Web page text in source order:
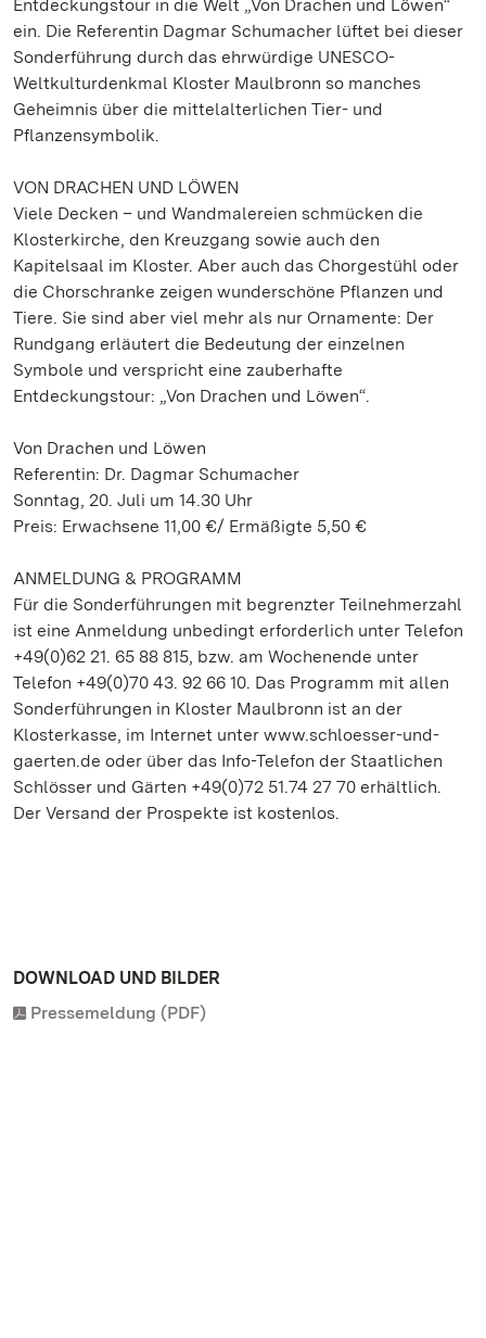
Entdeckungstour in die Welt „Von Drachen und Löwen“
ein. Die Referentin Dagmar Schumacher lüftet bei dieser
Sonderführung durch das ehrwürdige UNESCO-
Weltkulturdenkmal Kloster Maulbronn so manches
Geheimnis über die mittelalterlichen Tier- und
Pflanzensymbolik.
VON DRACHEN UND LÖWEN
Viele Decken – und Wandmalereien schmücken die
Klosterkirche, den Kreuzgang sowie auch den
Kapitelsaal im Kloster. Aber auch das Chorgestühl oder
die Chorschranke zeigen wunderschöne Pflanzen und
Tiere. Sie sind aber viel mehr als nur Ornamente: Der
Rundgang erläutert die Bedeutung der einzelnen
Symbole und verspricht eine zauberhafte
Entdeckungstour: „Von Drachen und Löwen“.
Von Drachen und Löwen
Referentin: Dr. Dagmar Schumacher
Sonntag, 20. Juli um 14.30 Uhr
Preis: Erwachsene 11,00 €/ Ermäßigte 5,50 €
ANMELDUNG & PROGRAMM
Für die Sonderführungen mit begrenzter Teilnehmerzahl
ist eine Anmeldung unbedingt erforderlich unter Telefon
+49(0)62 21. 65 88 815, bzw. am Wochenende unter
Telefon +49(0)70 43. 92 66 10. Das Programm mit allen
Sonderführungen in Kloster Maulbronn ist an der
Klosterkasse, im Internet unter www.schloesser-und-
gaerten.de oder über das Info-Telefon der Staatlichen
Schlösser und Gärten +49(0)72 51.74 27 70 erhältlich.
Der Versand der Prospekte ist kostenlos.
DOWNLOAD UND BILDER
Pressemeldung (PDF)